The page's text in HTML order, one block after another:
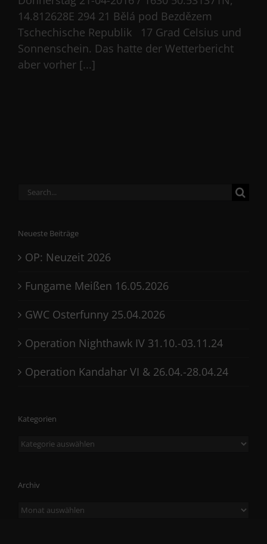
14.812628E 294 21 Bělá pod Bezdězem
Tschechische Republik 17 Grad Celsius und
Sonnenschein. Das hatte der Wetterbericht
aber vorher [...]
Search
Neueste Beiträge
OP: Neuzeit 2026
Fungame Meißen 16.05.2026
GWC Osterfunny 25.04.2026
Operation Nighthawk IV 31.10.-03.11.24
Operation Kandahar VI & 26.04.-28.04.24
Kategorien
Kategorien
Archiv
Archiv